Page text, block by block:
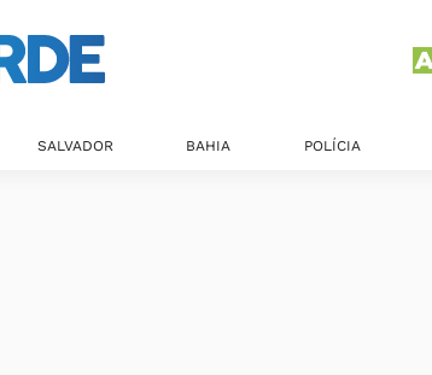
SALVADOR BAHIA POLÍCIA